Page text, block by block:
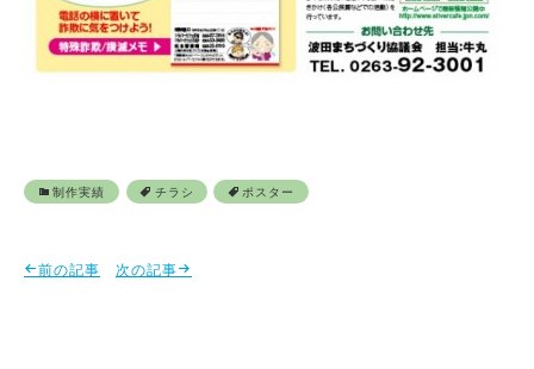
制作実績 チラシ ポスター
前の記事 次の記事